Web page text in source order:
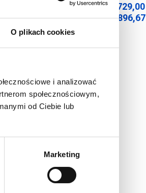
O plikach cookies
i analizować
społecznościowym,
od Ciebie lub
Marketing
729,00
Cena brutto:896,67